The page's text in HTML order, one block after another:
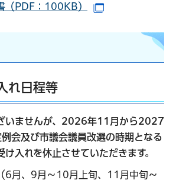
（PDF：100KB）
れ日程等
いませんが、2026年11月から2027
会及び市議会議員改選の時期となる
け入れを休止させていただきます。
6月、9月～10月上旬、11月中旬～